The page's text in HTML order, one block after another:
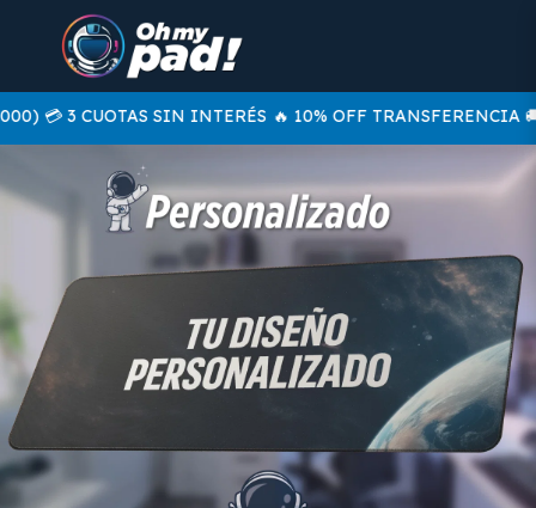
💳 3 CUOTAS SIN INTERÉS 🔥 10% OFF TRANSFERENCIA 🚚